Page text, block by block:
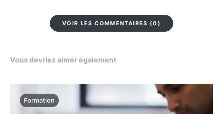
VOIR LES COMMENTAIRES (0)
Vous devriez aimer également
Formation